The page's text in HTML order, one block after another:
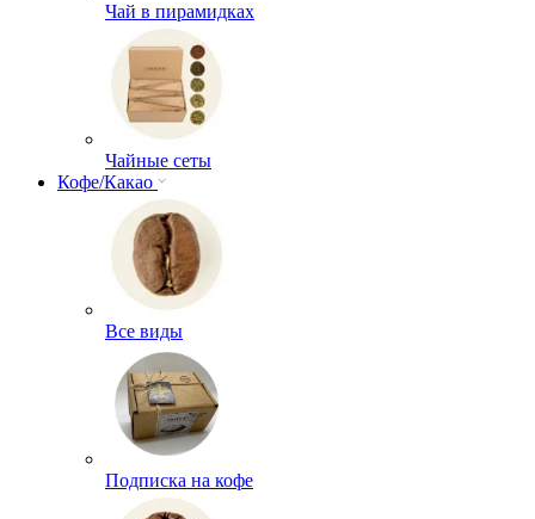
Чай в пирамидках
Чайные сеты
Кофе/Какао
Все виды
Подписка на кофе